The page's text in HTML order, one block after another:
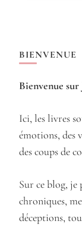
BIENVENUE
Bienvenue sur
Ici, les livres
émotions, des
des coups de
Sur ce blog, je
chroniques,
déceptions,